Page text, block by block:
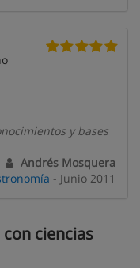
y bases
Andrés Mosquera
- Junio 2011
ciencias